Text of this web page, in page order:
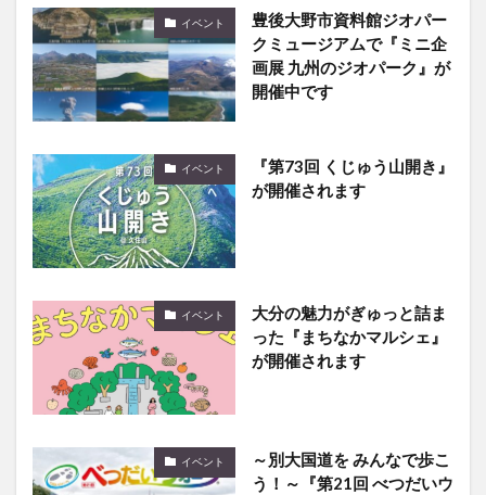
イベント
豊後大野市資料館ジオパー
クミュージアムで『ミニ企
画展 九州のジオパーク』が
開催中です
イベント
『第73回 くじゅう山開き』
が開催されます
イベント
大分の魅力がぎゅっと詰ま
った『まちなかマルシェ』
が開催されます
イベント
～別大国道を みんなで歩こ
う！～『第21回 べつだいウ